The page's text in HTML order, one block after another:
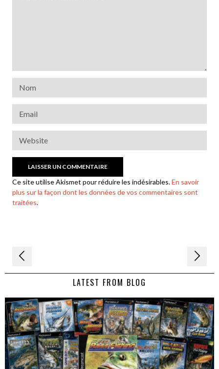
Ce site utilise Akismet pour réduire les indésirables.En savoir
plus sur la façon dont les données de vos commentaires sont
traitées.
Navigation
de LATEST FROM BLOG